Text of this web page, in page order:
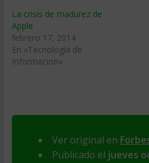
La crisis de madurez de
Apple
febrero 17, 2014
En «Tecnologia de
Informacion»
Ver original en
Publicado el jueves